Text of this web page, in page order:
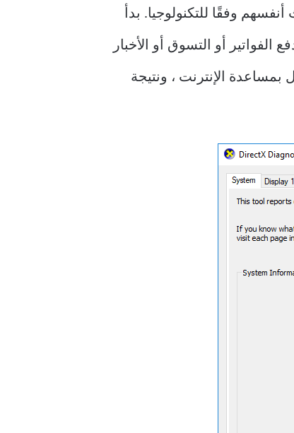
وفقًا للتكنولوجيا. بدأ
أو التسوق أو الأخبار
الإنترنت ، ونتيجة